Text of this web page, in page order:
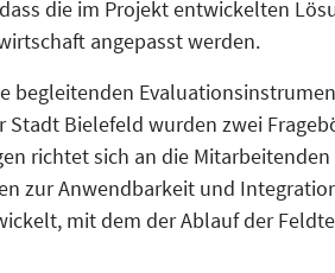
die im Projekt entwickelten
angepasst werden.
begleitenden
Bielefeld wurden zwei
richtet sich an die
zur Anwendbarkeit und
mit dem der Ablauf der